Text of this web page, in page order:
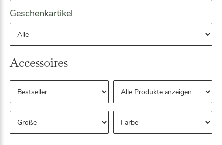
Geschenkartikel
Accessoires